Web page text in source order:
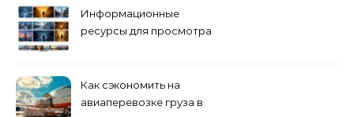
Информационные
ресурсы для просмотра
Как сэкономить на
авиаперевозке груза в